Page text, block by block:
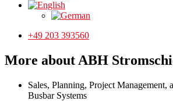
+49 203 393560
More about ABH
Sales, Planning, Project Management,
Busbar Systems